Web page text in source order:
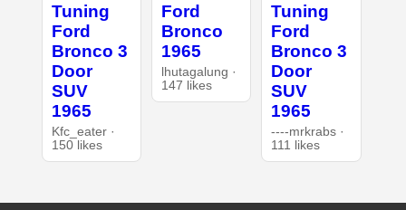
Tuning
Ford
Bronco 3
Door
SUV
1965
Kfc_eater ·
150 likes
Ford
Bronco
1965
lhutagalung ·
147 likes
Tuning
Ford
Bronco 3
Door
SUV
1965
----mrkrabs ·
111 likes